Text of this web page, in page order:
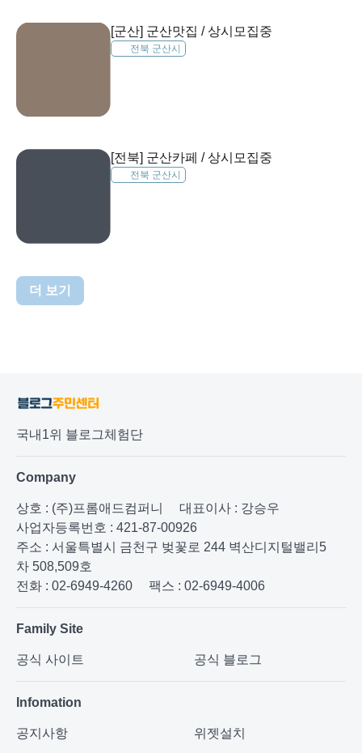
[군산] 군산맛집 / 상시모집중
전북 군산시
[전북] 군산카페 / 상시모집중
전북 군산시
더 보기
국내1위 블로그체험단
Company
상호 : (주)프롬애드컴퍼니
대표이사 : 강승우
사업자등록번호 : 421-87-00926
주소 : 서울특별시 금천구 벚꽃로 244 벽산디지털밸리5
차 508,509호
전화 : 02-6949-4260
팩스 : 02-6949-4006
Family Site
공식 사이트 공식 블로그
Infomation
공지사항 위젯설치